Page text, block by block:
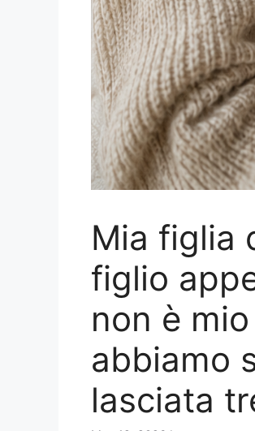
Mia figlia
figlio
non è
abbiamo
lasciata